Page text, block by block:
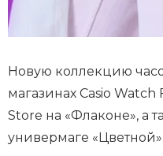
Новую коллекцию
магазинах Casio
Store на «Флаконе», а
универмаге «Цветной».